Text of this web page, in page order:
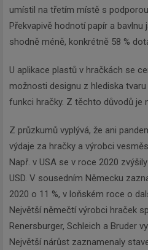
umístil na třetím místě s
Překvapivě hodnotí papír a bavlnu
shodně méně, konkrétně 58 %
U aplikace plastů v hračkách se
možnosti designu z hlediska
funkci hračky. Z těchto důvodů je
Z průzkumů vyplývá, že ani
výdaje za hračky a výrobci
Např. v USA se v roce 2020
USD. V sousedním Německu
2020 o 11 %, v loňském roce o
Největší němečtí výrobci hraček
Renersburger, Schleich a Bruder
Největší nárůst zaznamenaly
budeme zasílat
informace,